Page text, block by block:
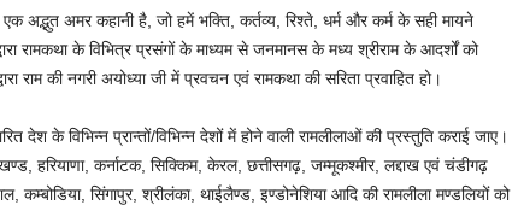
अद्भुत अमर कहानी है, जो हमें भक्ति, कर्तव्य, रिश्ते, धर्म और कर्म के सही मायने
रामकथा के विभित्र प्रसंगों के माध्यम से जनमानस के मध्य श्रीराम के आदर्शों को
राम की नगरी अयोध्या जी में प्रवचन एवं रामकथा की सरिता प्रवाहित हो।
देश के विभिन्न प्रान्तों/विभिन्न देशों में होने वाली रामलीलाओं की प्रस्तुति कराई जाए।
हरियाणा, कर्नाटक, सिक्किम, केरल, छत्तीसगढ़, जम्मूकश्मीर, लद्दाख एवं चंडीगढ़
सिंगापुर, श्रीलंका, थाईलैण्ड, इण्डोनेशिया आदि की रामलीला मण्डलियों को